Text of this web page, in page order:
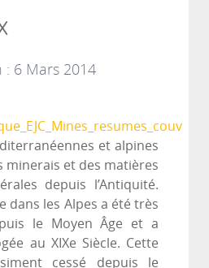
: 6 Mars 2014
et alpines
minerais et des matières
depuis l’Antiquité.
dans les Alpes a été très
le Moyen Âge et a
au XIXe Siècle. Cette
cessé depuis le